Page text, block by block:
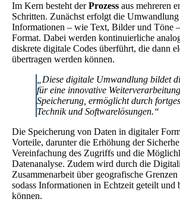
Im Kern besteht derProzess aus mehreren
Schritten. Zunächst erfolgt die
Informationen – wie Text, Bilder und Töne
Format. Dabei werden kontinuierliche
diskrete digitale Codes überführt, die dann
übertragen werden können.
„Diese digitale Umwandlung bildet
für eine innovative
Speicherung, ermöglicht durch
Technik und Softwarelösungen.“
Die Speicherung von Daten in digitaler
Vorteile, darunter die Erhöhung der
Vereinfachung des Zugriffs und die
Datenanalyse. Zudem wird durch die
Zusammenarbeit über geografische
sodass Informationen in Echtzeit geteilt und
können.